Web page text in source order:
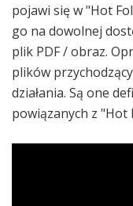
pojawi się w "Hot
go na dowolnej
plik PDF / obraz.
plików
działania. Są one
powiązanych z "Hot